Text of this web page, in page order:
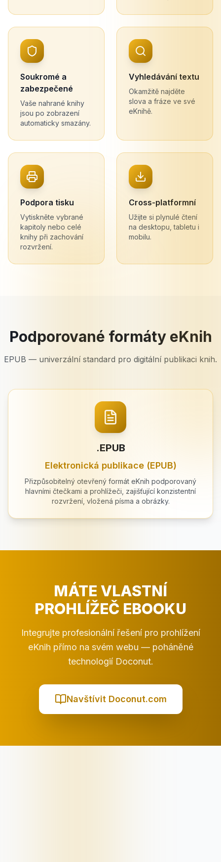
Soukromé a
zabezpečené
Vaše nahrané knihy
jsou po zobrazení
automaticky smazány.
Vyhledávání textu
Okamžitě najděte
slova a fráze ve své
eKnihě.
Podpora tisku
Vytiskněte vybrané
kapitoly nebo celé
knihy při zachování
rozvržení.
Cross-platformní
Užijte si plynulé čtení
na desktopu, tabletu i
mobilu.
Podporované formáty eKnih
EPUB — univerzální standard pro digitální publikaci knih.
.EPUB
Elektronická publikace (EPUB)
Přizpůsobitelný otevřený formát eKnih podporovaný
hlavními čtečkami a prohlížeči, zajišťující konzistentní
rozvržení, vložená písma a obrázky.
MÁTE VLASTNÍ
PROHLÍŽEČ EBOOKU
Integrujte profesionální řešení pro prohlížení
eKnih přímo na svém webu — poháněné
technologií Doconut.
Navštívit Doconut.com